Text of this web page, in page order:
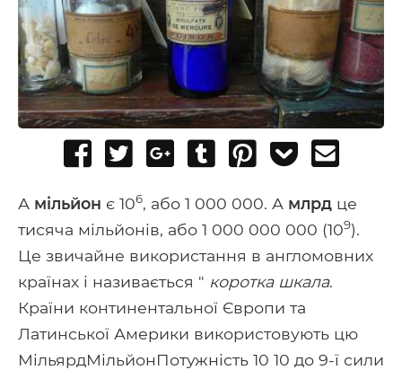
Share
Facebook
Tweet
Share
Google+
Post
Tumblr
Pin
Add
Pocket
А мільйон є 106, або 1 000 000. А млрд це
тисяча мільйонів, або 1 000 000 000 (109).
Це звичайне використання в англомовних
країнах і називається " коротка шкала.
Країни континентальної Європи та
Латинської Америки використовують цю
МільярдМільйонПотужність 10 10 до 9-ї сили